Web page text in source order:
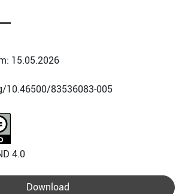
15.05.2026
10.46500/83536083-005
4.0
Download